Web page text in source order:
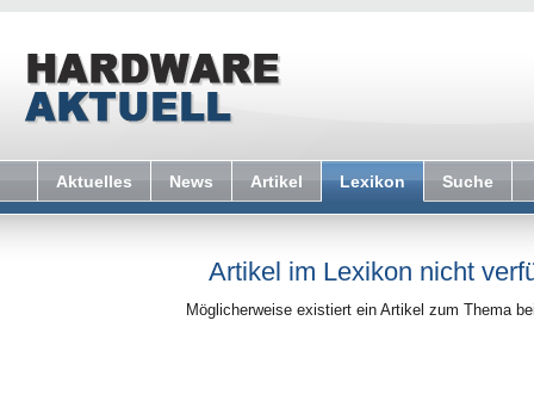
Aktuelles News Artikel Lexikon Suche
Artikel im Lexikon nicht
Möglicherweise existiert ein Artikel zum Thema